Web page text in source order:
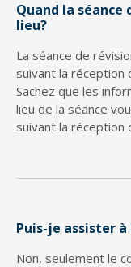
Quand la
lieu?
La séance de
suivant la réception
Sachez que les
lieu de la séance
suivant la réception
Puis-je assister
Non, seulement le